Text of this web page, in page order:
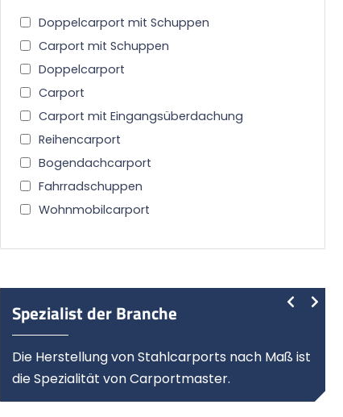
Doppelcarport mit Schuppen
Carport mit Schuppen
Doppelcarport
Carport
Carport mit Eingangsüberdachung
Reihencarport
Bogendachcarport
Fahrradschuppen
Wohnmobilcarport
Spezialist der Branche
Die Herstellung von Stahlcarports nach Maß ist
die Spezialität von Carportmaster.